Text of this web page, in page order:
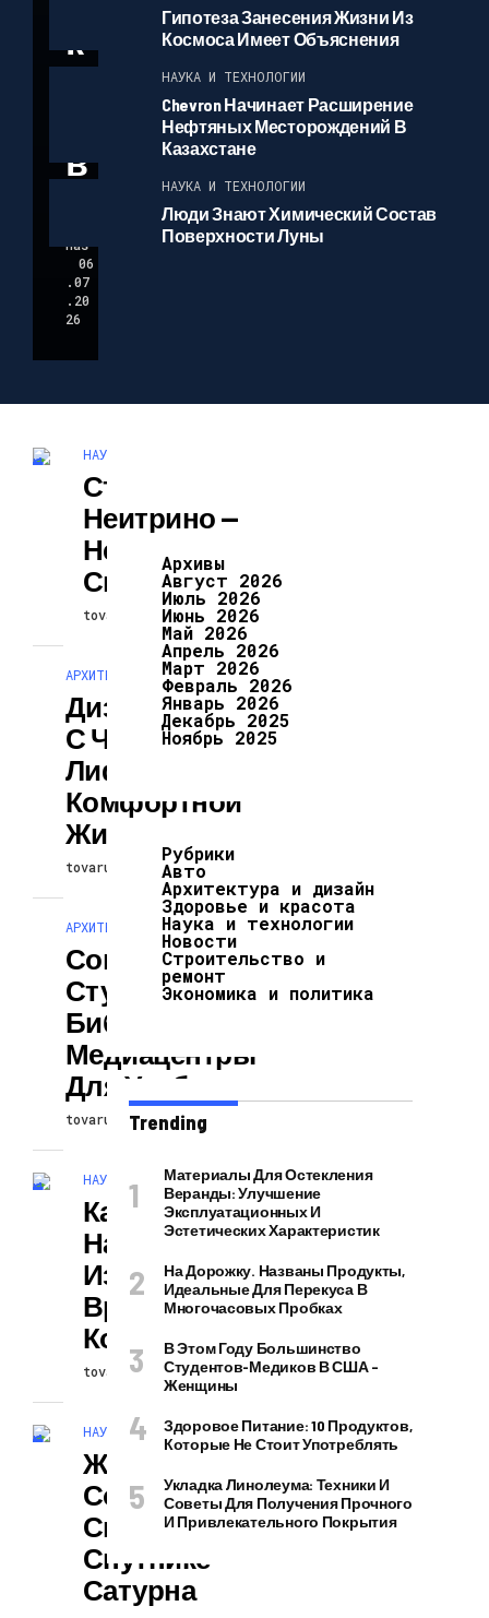
К
Т
В
nas
06
.07
.20
26
Гипотеза Занесения Жизни Из
Космоса Имеет Объяснения
НАУКА И ТЕХНОЛОГИИ
Chevron Начинает Расширение
Нефтяных Месторождений В
Казахстане
НАУКА И ТЕХНОЛОГИИ
Люди Знают Химический Состав
Поверхности Луны
НАУКА И ТЕХНОЛОГИИ
Стерильные
Нейтрино —
Неразгаданные
Свойства
tovarunas 21.02.2026
АРХИТЕКТУРА И ДИЗАЙН
Дизайн Квартир
С Частным
Лифтом Для
Комфортной
Жизни
tovarunas 21.02.2026
АРХИТЕКТУРА И ДИЗАЙН
Современные
Студенческие
Библиотеки И
Медиацентры
Для Учебы
tovarunas 21.02.2026
НАУКА И ТЕХНОЛОГИИ
Как Идет И
Насколько
Изменяется
Время В
Космосе
tovarunas 20.02.2026
НАУКА И ТЕХНОЛОГИИ
Жизнь В
Солнечной
Системе На
Спутнике
Сатурна
Архивы
Август 2026
Июль 2026
Июнь 2026
Май 2026
Апрель 2026
Март 2026
Февраль 2026
Январь 2026
Декабрь 2025
Ноябрь 2025
Рубрики
Авто
Архитектура и дизайн
Здоровье и красота
Наука и технологии
Новости
Строительство и
ремонт
Экономика и политика
Trending
Материалы Для Остекления
Веранды: Улучшение
Эксплуатационных И
Эстетических Характеристик
На Дорожку. Названы Продукты,
Идеальные Для Перекуса В
Многочасовых Пробках
В Этом Году Большинство
Студентов-Медиков В США –
Женщины
Здоровое Питание: 10 Продуктов,
Которые Не Стоит Употреблять
Укладка Линолеума: Техники И
Советы Для Получения Прочного
И Привлекательного Покрытия